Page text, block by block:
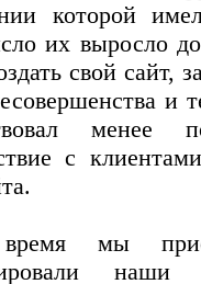
которой
их выросло
свой сайт,
и
менее
с
мы